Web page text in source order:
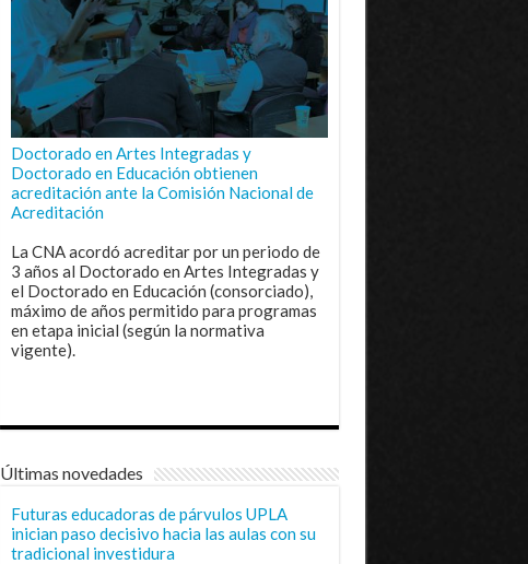
Doctorado en Artes Integradas y
Doctorado en Educación obtienen
acreditación ante la Comisión Nacional de
Acreditación
La CNA acordó acreditar por un periodo de
3 años al Doctorado en Artes Integradas y
el Doctorado en Educación (consorciado),
máximo de años permitido para programas
en etapa inicial (según la normativa
vigente).
Últimas novedades
Futuras educadoras de párvulos UPLA
inician paso decisivo hacia las aulas con su
tradicional investidura